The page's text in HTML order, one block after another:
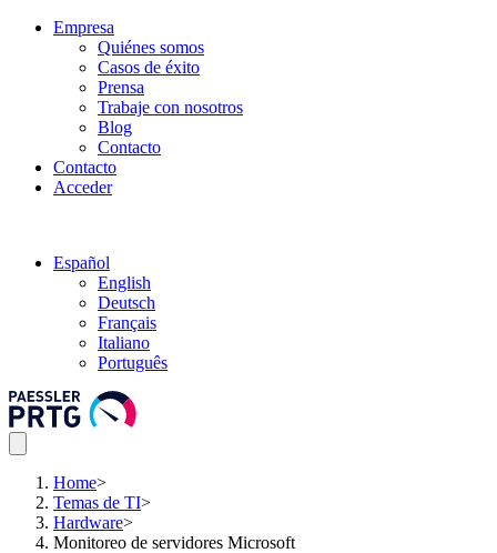
Empresa
Quiénes somos
Casos de éxito
Prensa
Trabaje con nosotros
Blog
Contacto
Contacto
Acceder
Español
English
Deutsch
Français
Italiano
Português
Home>
Temas de TI>
Hardware>
Monitoreo de servidores Microsoft